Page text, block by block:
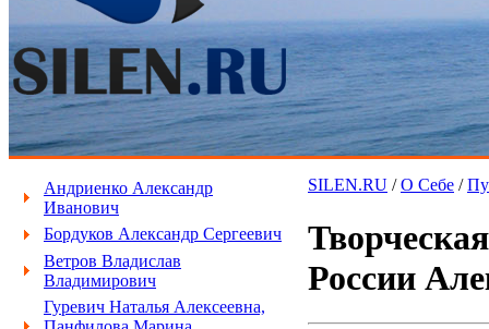
Андриенко Александр
Иванович
Бордуков Александр Сергеевич
Ветров Владислав
Владимирович
Гуревич Наталья Алексеевна,
SILEN.RU /О Себе /
России